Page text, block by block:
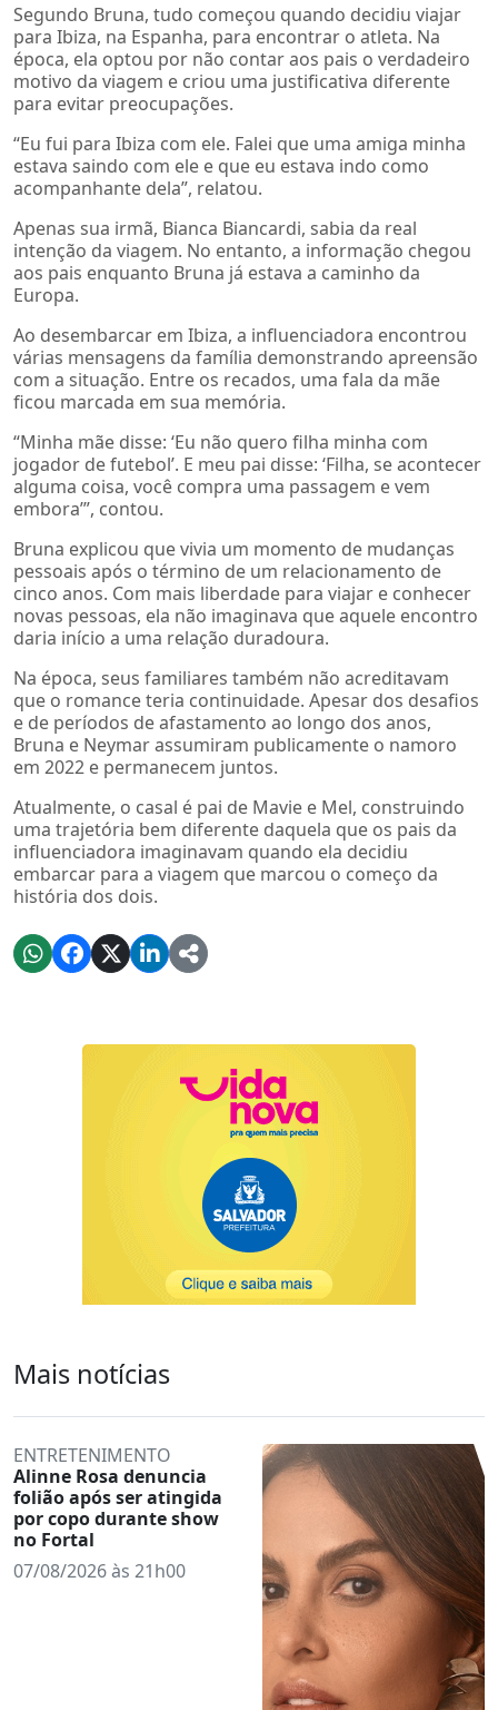
Segundo Bruna, tudo começou quando decidiu viajar
para Ibiza, na Espanha, para encontrar o atleta. Na
época, ela optou por não contar aos pais o verdadeiro
motivo da viagem e criou uma justificativa diferente
para evitar preocupações.
“Eu fui para Ibiza com ele. Falei que uma amiga minha
estava saindo com ele e que eu estava indo como
acompanhante dela”, relatou.
Apenas sua irmã, Bianca Biancardi, sabia da real
intenção da viagem. No entanto, a informação chegou
aos pais enquanto Bruna já estava a caminho da
Europa.
Ao desembarcar em Ibiza, a influenciadora encontrou
várias mensagens da família demonstrando apreensão
com a situação. Entre os recados, uma fala da mãe
ficou marcada em sua memória.
“Minha mãe disse: ‘Eu não quero filha minha com
jogador de futebol’. E meu pai disse: ‘Filha, se acontecer
alguma coisa, você compra uma passagem e vem
embora’”, contou.
Bruna explicou que vivia um momento de mudanças
pessoais após o término de um relacionamento de
cinco anos. Com mais liberdade para viajar e conhecer
novas pessoas, ela não imaginava que aquele encontro
daria início a uma relação duradoura.
Na época, seus familiares também não acreditavam
que o romance teria continuidade. Apesar dos desafios
e de períodos de afastamento ao longo dos anos,
Bruna e Neymar assumiram publicamente o namoro
em 2022 e permanecem juntos.
Atualmente, o casal é pai de Mavie e Mel, construindo
uma trajetória bem diferente daquela que os pais da
influenciadora imaginavam quando ela decidiu
embarcar para a viagem que marcou o começo da
história dos dois.
Mais notícias
ENTRETENIMENTO
Alinne Rosa denuncia
folião após ser atingida
por copo durante show
no Fortal
07/08/2026 às 21h00